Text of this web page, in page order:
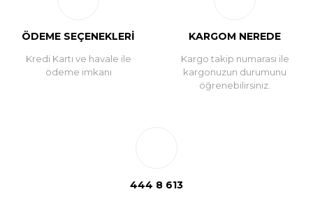
ÖDEME SEÇENEKLERİ
Kredi Kartı ve havale ile
ödeme imkanı
KARGOM NEREDE
Kargo takip numarası ile
kargonuzun durumunu
öğrenebilirsiniz.
444 8 613